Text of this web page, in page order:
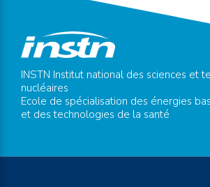
INSTN Institut national des sciences et
nucléaires
Ecole de spécialisation des énergies
et des technologies de la santé